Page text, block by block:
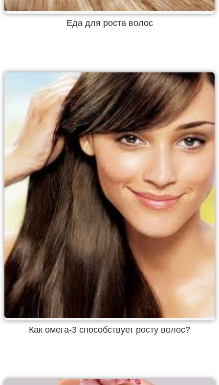
Еда для роста волос
Как омега-3 способствует росту волос?